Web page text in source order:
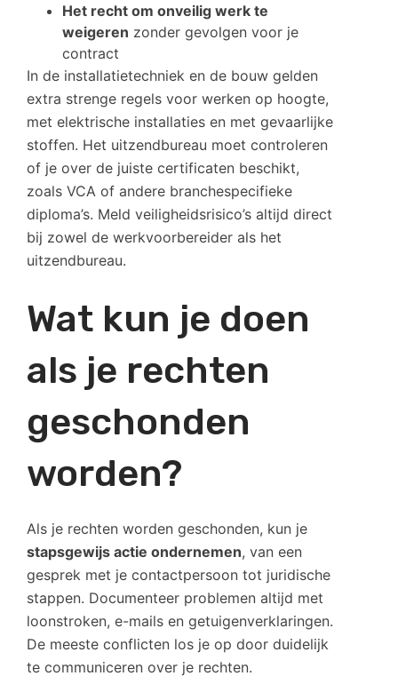
Het recht om onveilig werk te
weigeren zonder gevolgen voor je
contract
In de installatietechniek en de bouw gelden
extra strenge regels voor werken op hoogte,
met elektrische installaties en met gevaarlijke
stoffen. Het uitzendbureau moet controleren
of je over de juiste certificaten beschikt,
zoals VCA of andere branchespecifieke
diploma’s. Meld veiligheidsrisico’s altijd direct
bij zowel de werkvoorbereider als het
uitzendbureau.
Wat kun je doen
als je rechten
geschonden
worden?
Als je rechten worden geschonden, kun je
stapsgewijs actie ondernemen, van een
gesprek met je contactpersoon tot juridische
stappen. Documenteer problemen altijd met
loonstroken, e-mails en getuigenverklaringen.
De meeste conflicten los je op door duidelijk
te communiceren over je rechten.